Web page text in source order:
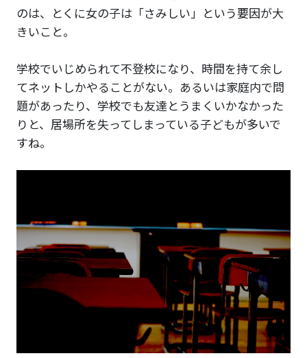
のは、とくに女の子は「さみしい」という要因が大
きいこと。
学校でいじめられて不登校になり、時間を持て余し
てネットしかやることがない。あるいは家庭内で問
題があったり、学校でも友達とうまくいかなかった
りと、居場所を失ってしまっている子どもが多いで
すね。